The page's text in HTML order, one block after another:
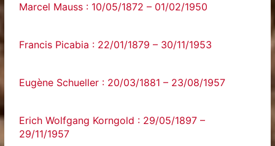
Marcel Mauss : 10/05/1872 – 01/02/1950
Francis Picabia : 22/01/1879 – 30/11/1953
Eugène Schueller : 20/03/1881 – 23/08/1957
Erich Wolfgang Korngold : 29/05/1897 –
29/11/1957